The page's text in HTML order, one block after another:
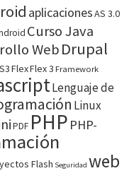
aplicacionesAS 3.0
Curso Java
WebDrupal
FlexFlex 3 Framework
Lenguaje de
Linux
PDF PHP PHP-
Flash Seguridad web